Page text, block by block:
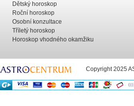
Dětský horoskop
Roční horoskop
Osobní konzultace
Tříletý horoskop
Horoskop vhodného okamžiku
Copyright 2025